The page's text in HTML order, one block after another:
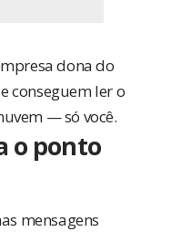
dona do
conseguem ler o
— só você.
o ponto
mensagens